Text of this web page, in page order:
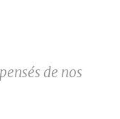
de nos